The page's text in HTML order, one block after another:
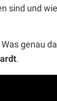
sind und
genau
.